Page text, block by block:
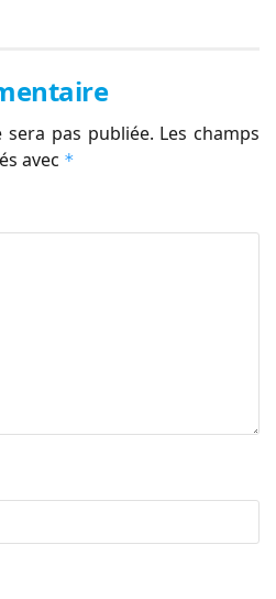
sera pas publiée. Les champs
avec *